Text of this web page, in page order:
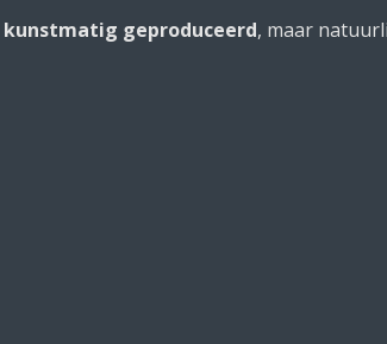
kunstmatig geproduceerd, maar